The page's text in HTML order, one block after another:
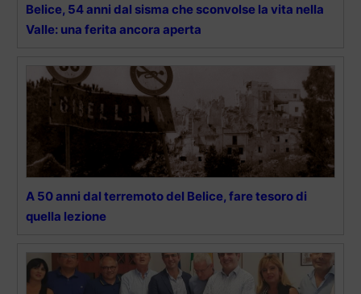
Belice, 54 anni dal sisma che sconvolse la vita nella
Valle: una ferita ancora aperta
A 50 anni dal terremoto del Belice, fare tesoro di
quella lezione